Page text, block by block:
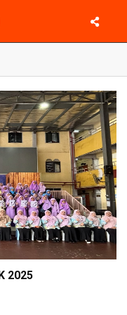
2025